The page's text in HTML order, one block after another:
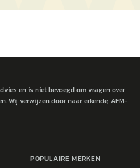
en is niet bevoegd om vragen over
Wij verwijzen door naar erkende, AFM-
POPULAIRE MERKEN